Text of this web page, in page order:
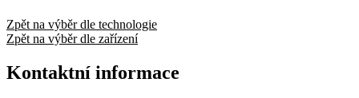
Zpět na výběr dle technologie
Zpět na výběr dle zařízení
Kontaktní informace